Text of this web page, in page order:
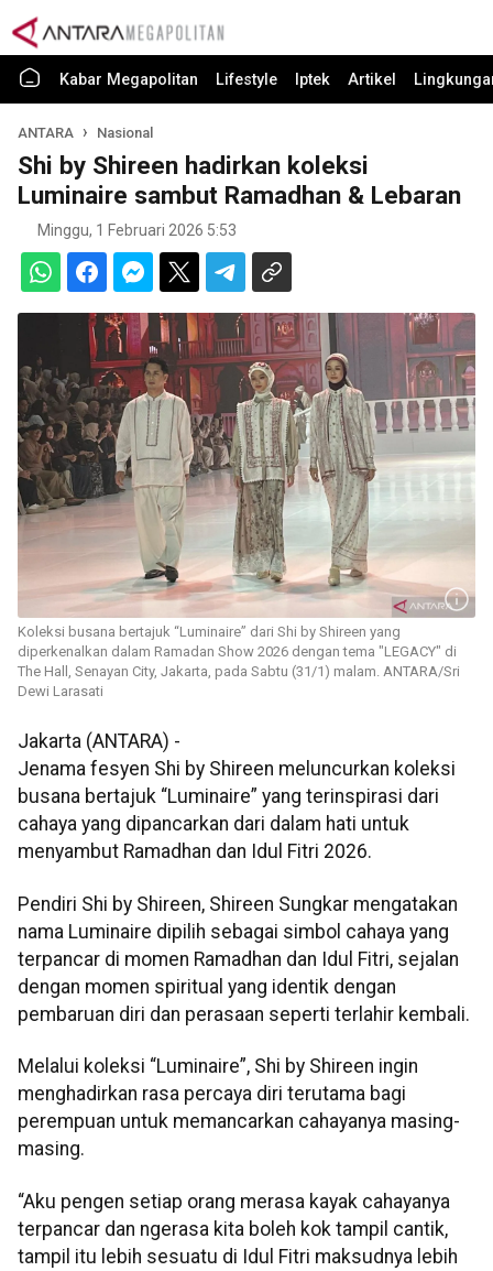
Kabar Megapolitan Lifestyle Iptek Artikel
ANTARA Nasional
Shi by Shireen hadirkan koleksi
Luminaire sambut Ramadhan & Lebaran
Minggu, 1 Februari 2026 5:53
Koleksi busana bertajuk “Luminaire” dari Shi by Shireen yang
diperkenalkan dalam Ramadan Show 2026 dengan tema "LEGACY" di
The Hall, Senayan City, Jakarta, pada Sabtu (31/1) malam. ANTARA/Sri
Dewi Larasati
Jakarta (ANTARA) -
Jenama fesyen Shi by Shireen meluncurkan koleksi
busana bertajuk “Luminaire” yang terinspirasi dari
cahaya yang dipancarkan dari dalam hati untuk
menyambut Ramadhan dan Idul Fitri 2026.
Pendiri Shi by Shireen, Shireen Sungkar mengatakan
nama Luminaire dipilih sebagai simbol cahaya yang
terpancar di momen Ramadhan dan Idul Fitri, sejalan
dengan momen spiritual yang identik dengan
pembaruan diri dan perasaan seperti terlahir kembali.
Melalui koleksi “Luminaire”, Shi by Shireen ingin
menghadirkan rasa percaya diri terutama bagi
perempuan untuk memancarkan cahayanya masing-
masing.
“Aku pengen setiap orang merasa kayak cahayanya
terpancar dan ngerasa kita boleh kok tampil cantik,
tampil itu lebih sesuatu di Idul Fitri maksudnya lebih